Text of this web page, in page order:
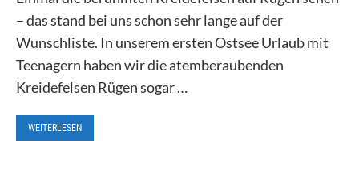
– das stand bei uns schon sehr lange auf der
Wunschliste. In unserem ersten Ostsee Urlaub mit
Teenagern haben wir die atemberaubenden
Kreidefelsen Rügen sogar …
WEITERLESEN